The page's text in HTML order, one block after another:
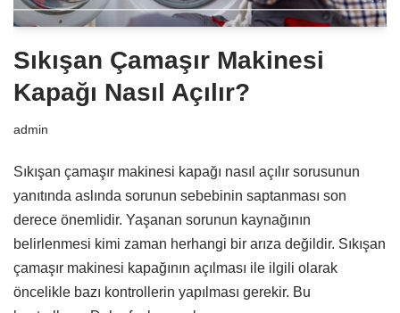
Sıkışan Çamaşır Makinesi
Kapağı Nasıl Açılır?
admin
Sıkışan çamaşır makinesi kapağı nasıl açılır sorusunun
yanıtında aslında sorunun sebebinin saptanması son
derece önemlidir. Yaşanan sorunun kaynağının
belirlenmesi kimi zaman herhangi bir arıza değildir. Sıkışan
çamaşır makinesi kapağının açılması ile ilgili olarak
öncelikle bazı kontrollerin yapılması gerekir. Bu